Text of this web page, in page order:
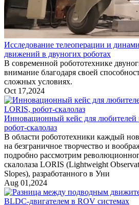
Исследование телеоперации и
движений в двуногих роботах
В современной робототехнике
внимание благодаря своей
сложных условиях.
Oct 17,2024
Инновационный кейс для любителей
робот-скалолаз
В области робототехники каждый
на безграничное творчество и
подробно рассмотрим
скалолаза LORIS (Lightweight
Slopes), разработанного в Уни
Aug 01,2024